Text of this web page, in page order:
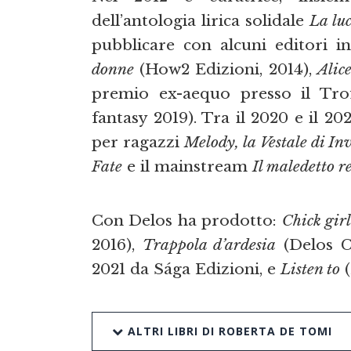
dell’antologia lirica solidaleLa
pubblicare con alcuni editori
donne (How2 Edizioni, 2014),
premio ex-aequo presso il
fantasy 2019). Tra il 2020 e il
per ragazziMelody, la Vestale di
Fate e il mainstreamIl maledetto
Con Delos ha prodotto: Chick
2016), Trappola d’ardesia (Delos
2021 da Sága Edizioni, eListen to
ALTRI LIBRI DI ROBERTA DE TOMI